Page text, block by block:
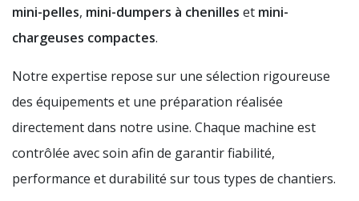
mini-pelles, mini-dumpers à chenilles et mini-
chargeuses compactes.
Notre expertise repose sur une sélection rigoureuse
des équipements et une préparation réalisée
directement dans notre usine. Chaque machine est
contrôlée avec soin afin de garantir fiabilité,
performance et durabilité sur tous types de chantiers.